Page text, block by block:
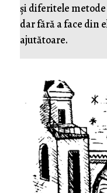
și diferitele
dar fără a face din
ajutătoare.